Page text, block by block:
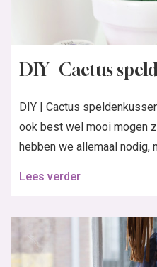
DIY | Cactus
DIY | Cactus
ook best wel mooi mogen
hebben we allemaal nodig,
Lees verder